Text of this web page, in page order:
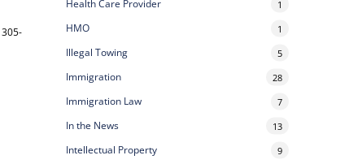
Health Care Provider 1
HMO 1
Illegal Towing 5
Immigration 28
Immigration Law 7
In the News 13
Intellectual Property 9